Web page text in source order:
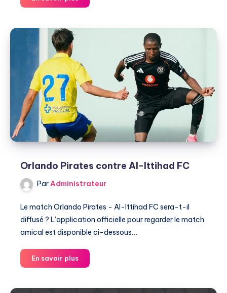
pour
Las
Palmas
Orlando Pirates contre Al-Ittihad FC
ParAdministrateur
Le match Orlando Pirates - Al-Ittihad FC sera-t-il
diffusé ? L’application officielle pour regarder le match
amical est disponible ci-dessous…
En savoir plusOrlando
Pirates